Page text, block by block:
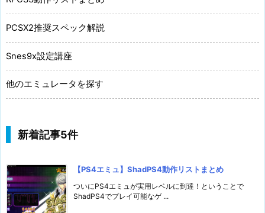
PCSX2推奨スペック解説
Snes9x設定講座
他のエミュレータを探す
新着記事5件
【PS4エミュ】ShadPS4動作リストまとめ
ついにPS4エミュが実用レベルに到達！ということで
ShadPS4でプレイ可能なゲ ...